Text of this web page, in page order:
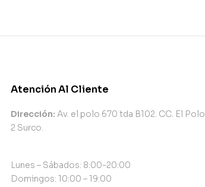
Atención Al Cliente
Dirección: Av. el polo 670 tda B102. CC. El Polo
2 Surco.
Lunes – Sábados: 8:00-20:00
Domingos: 10:00 – 19:00